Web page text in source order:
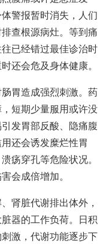
警报暂时消失，人们
查根源病灶。等到痛
已经错过最佳诊治时
还会危及身体健康。
胃造成强烈刺激。药
短期少量服用或许没
发胃部反酸、隐痛腹
还会诱发糜烂性胃
疡穿孔等危险状况。
会成倍增加。
肾脏代谢排出体外，
器的工作负荷。日积
激，代谢功能逐步下